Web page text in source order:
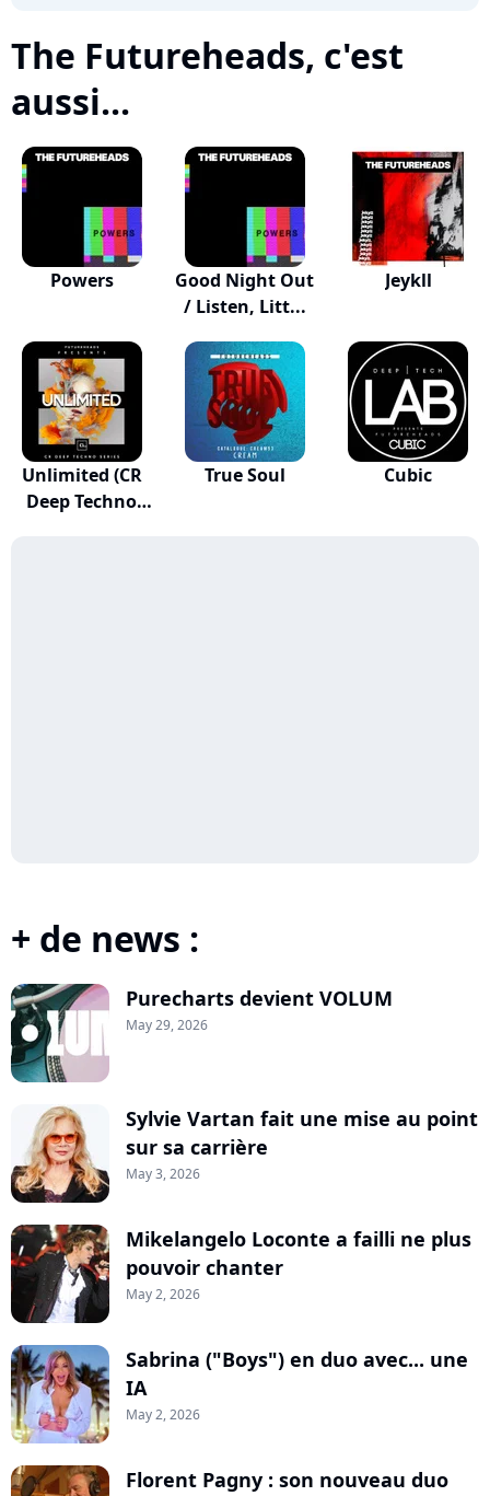
The Futureheads, c'est
aussi...
Powers
Good Night Out
/ Listen, Litt...
Jeykll
Unlimited (CR
Deep Techno
True Soul Cubic
+ de news :
Purecharts devient VOLUM
May 29, 2026
Sylvie Vartan fait une mise au point
sur sa carrière
May 3, 2026
Mikelangelo Loconte a failli ne plus
pouvoir chanter
May 2, 2026
Sabrina ("Boys") en duo avec... une
IA
May 2, 2026
Florent Pagny : son nouveau duo